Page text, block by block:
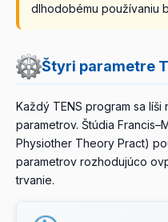
dlhodobému používaniu
Štyri parametre
Každý TENS program sa
parametrov. Štúdia
Physiother Theory Pract)
parametrov rozhodujúco
trvanie.